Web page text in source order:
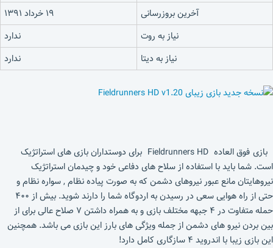
آخرین بروزرسانی
۱۹ خرداد ۱۳۹۱
نیاز به روت
ندارد
نیاز به دیتا
ندارد
بازی فوق العاده Fieldrunners HD برای دوستداران بازی های استراتژیک
است. شما باید با استفاده از سلاح های دفاعی خود و چیدمان استراتژیک
نیروهایتان مانع عبور نیروهای دشمن که به صورت پیاده نظام , سواره نظام و
حتی از راه هوایی سعی در رسیدن به اردوگاه شما را دارند شوید. بیش از ۴۰۰
حمله متفاوت در ۴ جبهه مختلف بازی و به همراه داشتن ۷ صلاح عالی برای از
بین بردن نیرو های دشمن از جمله ویژگی های بارز این بازی می باشد. همچنین
این بازی زیبا با اندروید ۴ سازگاری کامل دارد!